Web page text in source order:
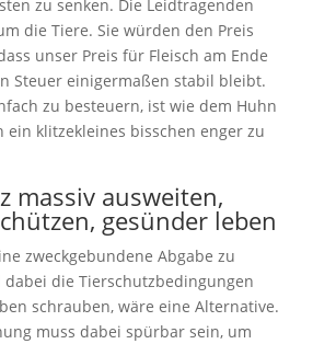
zu senken. Die Leidtragenden
die Tiere. Sie würden den Preis
unser Preis für Fleisch am Ende
Steuer einigermaßen stabil bleibt.
zu besteuern, ist wie dem Huhn
ein klitzekleines bisschen enger zu
massiv ausweiten,
gesünder leben
zweckgebundene Abgabe zu
die Tierschutzbedingungen
schrauben, wäre eine Alternative.
muss dabei spürbar sein, um